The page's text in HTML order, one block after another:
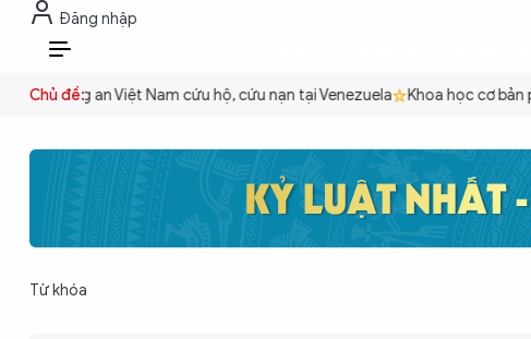
Đăng nhập
VI
CHỐNG DIỄN BIẾN HÒA BÌNH
CÔNG AN TRONG LÒNG DÂN
Chủ đề:
Công an Việt Nam cứu hộ, cứu nạn tại Venezuela Khoa học cơ bản
Từ khóa